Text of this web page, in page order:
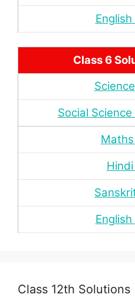
English
Class 6
Science
Social Science –
Maths
Hindi
English
Class 12th Solutions